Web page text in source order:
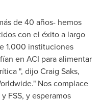
de 40 años- hemos
con el éxito a largo
1.000 instituciones
en ACI para alimentar
", dijoCraig Saks,
Nos complace
FSS, y esperamos